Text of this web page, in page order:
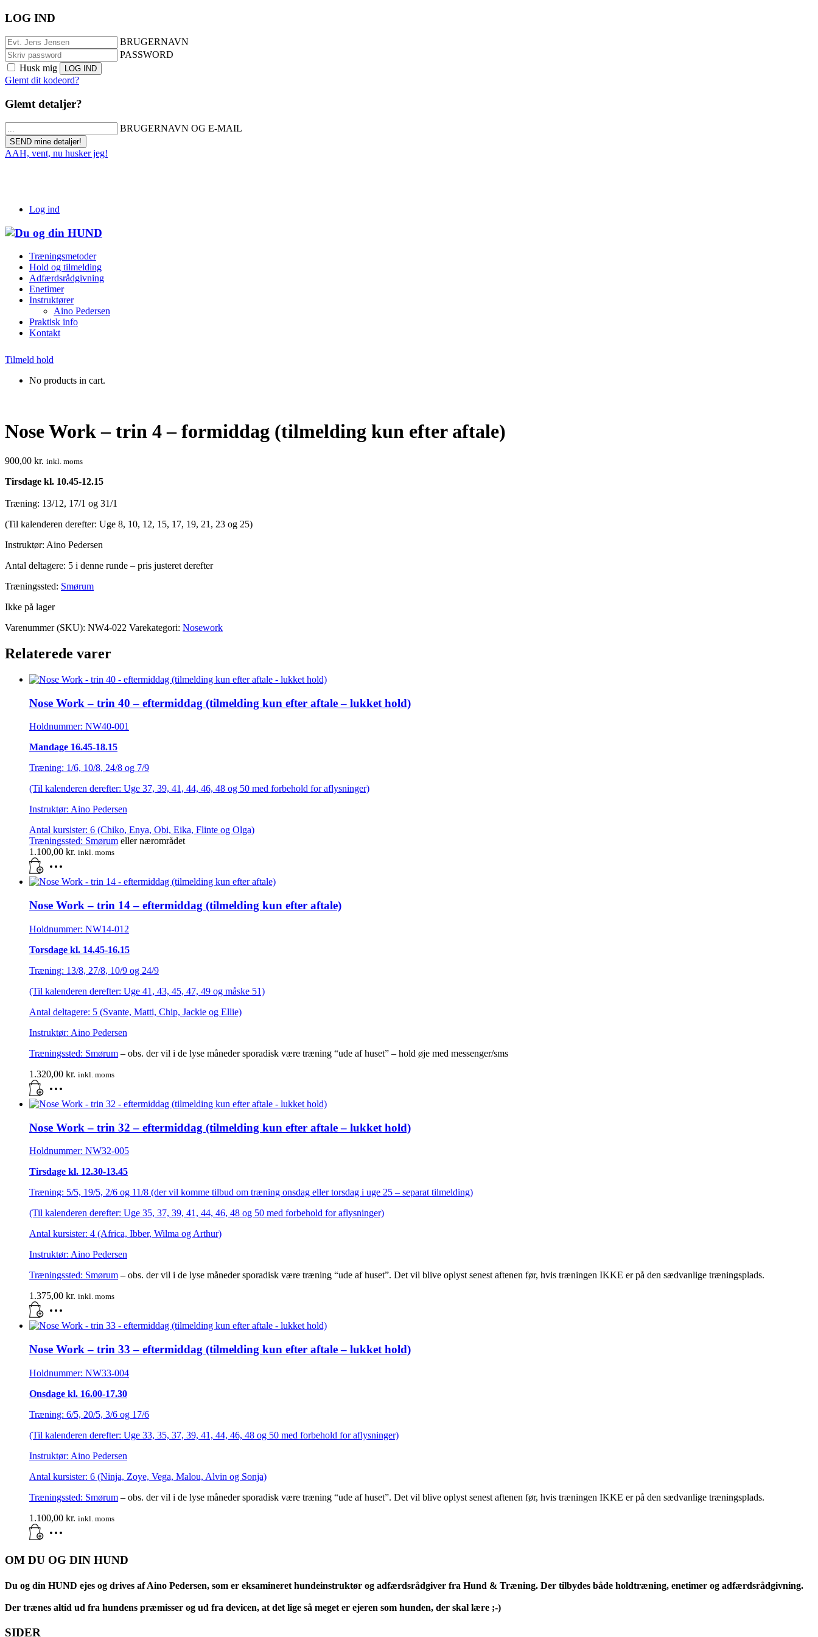
LOG IND
BRUGERNAVN
PASSWORD
Husk mig
Glemt dit kodeord?
Glemt detaljer?
BRUGERNAVN OG E-MAIL
AAH, vent, nu husker jeg!
Log ind
Træningsmetoder
Hold og tilmelding
Adfærdsrådgivning
Enetimer
Instruktører
Aino Pedersen
Praktisk info
Kontakt
Tilmeld hold
No products in cart.
Nose Work – trin 4 – formiddag (tilmelding kun efter aftale)
900,00 kr. inkl. moms
Tirsdage kl. 10.45-12.15
Træning: 13/12, 17/1 og 31/1
(Til kalenderen derefter: Uge 8, 10, 12, 15, 17, 19, 21, 23 og 25)
Instruktør: Aino Pedersen
Antal deltagere: 5 i denne runde – pris justeret derefter
Træningssted: Smørum
Ikke på lager
Varenummer (SKU): NW4-022 Varekategori: Nosework
Relaterede varer
Nose Work – trin 40 – eftermiddag (tilmelding kun efter aftale – lukket hold)
Holdnummer: NW40-001
Mandage 16.45-18.15
Træning: 1/6, 10/8, 24/8 og 7/9
(Til kalenderen derefter: Uge 37, 39, 41, 44, 46, 48 og 50 med forbehold for aflysninger)
Instruktør: Aino Pedersen
Antal kursister: 6 (Chiko, Enya, Obi, Eika, Flinte og Olga)
Træningssted: Smørum eller nærområdet
1.100,00 kr. inkl. moms
Nose Work – trin 14 – eftermiddag (tilmelding kun efter aftale)
Holdnummer: NW14-012
Torsdage kl. 14.45-16.15
Træning: 13/8, 27/8, 10/9 og 24/9
(Til kalenderen derefter: Uge 41, 43, 45, 47, 49 og måske 51)
Antal deltagere: 5 (Svante, Matti, Chip, Jackie og Ellie)
Instruktør: Aino Pedersen
Træningssted: Smørum – obs. der vil i de lyse måneder sporadisk være træning “ude af huset” – hold øje med messenger/sms
1.320,00 kr. inkl. moms
Nose Work – trin 32 – eftermiddag (tilmelding kun efter aftale – lukket hold)
Holdnummer: NW32-005
Tirsdage kl. 12.30-13.45
Træning: 5/5, 19/5, 2/6 og 11/8 (der vil komme tilbud om træning onsdag eller torsdag i uge 25 – separat tilmelding)
(Til kalenderen derefter: Uge 35, 37, 39, 41, 44, 46, 48 og 50 med forbehold for aflysninger)
Antal kursister: 4 (Africa, Ibber, Wilma og Arthur)
Instruktør: Aino Pedersen
Træningssted: Smørum – obs. der vil i de lyse måneder sporadisk være træning “ude af huset”. Det vil blive oplyst senest aftenen før, hvis træningen IKKE er på den sædvanlige træningsplads.
1.375,00 kr. inkl. moms
Nose Work – trin 33 – eftermiddag (tilmelding kun efter aftale – lukket hold)
Holdnummer: NW33-004
Onsdage kl. 16.00-17.30
Træning: 6/5, 20/5, 3/6 og 17/6
(Til kalenderen derefter: Uge 33, 35, 37, 39, 41, 44, 46, 48 og 50 med forbehold for aflysninger)
Instruktør: Aino Pedersen
Antal kursister: 6 (Ninja, Zoye, Vega, Malou, Alvin og Sonja)
Træningssted: Smørum – obs. der vil i de lyse måneder sporadisk være træning “ude af huset”. Det vil blive oplyst senest aftenen før, hvis træningen IKKE er på den sædvanlige træningsplads.
1.100,00 kr. inkl. moms
OM DU OG DIN HUND
Du og din HUND ejes og drives af Aino Pedersen, som er eksamineret hundeinstruktør og adfærdsrådgiver fra Hund & Træning. Der tilbydes både holdtræning, enetimer og adfærdsrådgivning.
Der trænes altid ud fra hundens præmisser og ud fra devicen, at det lige så meget er ejeren som hunden, der skal lære ;-)
SIDER